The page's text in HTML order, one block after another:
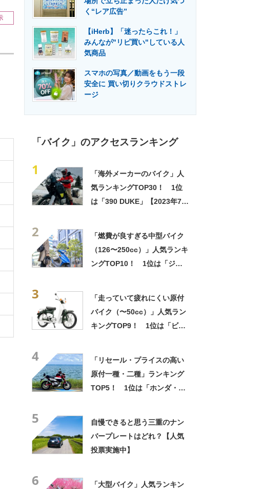
く“レア広告”
【iHerb】「迷ったらこれ！」
みんなが"リピ買い"している人
気商品
スマホの写真／動画をもう一段
安全に 買い切りクラウドストレ
ージ
「バイク」のアクセスランキング
1
「海外メーカーのバイク」人
気ランキングTOP30！ 1位
は「390 DUKE」【2023年7月
2
「燃費が良すぎる中型バイク
（126〜250cc）」人気ランキ
ングTOP10！ 1位は「ジク
3
「走っていて疲れにくい原付
バイク（〜50cc）」人気ラン
キングTOP9！ 1位は「ビー
4
「リセール・プライスの高い
原付一種・二種」ランキング
TOP5！ 1位は「ホンダ・ダ
5
自慢できると思う三重のナン
バープレートはどれ？【人気
投票実施中】
6
「大型バイク」人気ランキン